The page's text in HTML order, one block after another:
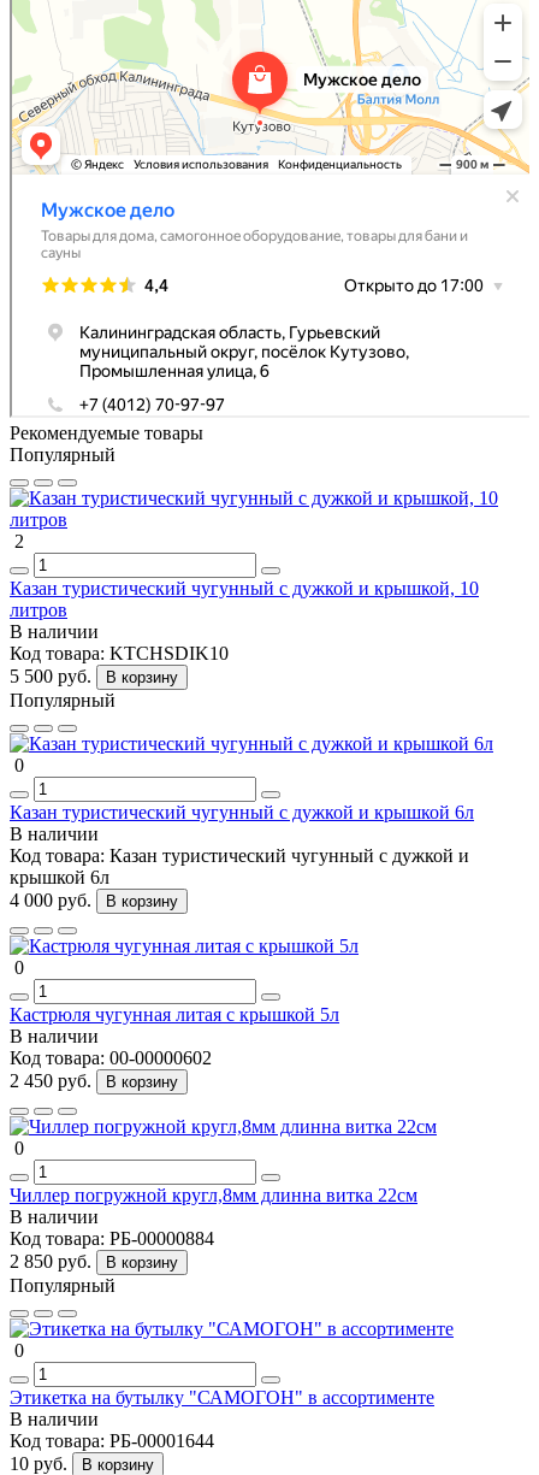
Рекомендуемые товары
Популярный
2
Казан туристический чугунный с дужкой и крышкой, 10
литров
В наличии
Код товара: KTCHSDIK10
5 500 руб.
В корзину
Популярный
0
Казан туристический чугунный с дужкой и крышкой 6л
В наличии
Код товара: Казан туристический чугунный с дужкой и
крышкой 6л
4 000 руб.
В корзину
0
Кастрюля чугунная литая с крышкой 5л
В наличии
Код товара: 00-00000602
2 450 руб.
В корзину
0
Чиллер погружной кругл,8мм длинна витка 22см
В наличии
Код товара: РБ-00000884
2 850 руб.
В корзину
Популярный
0
Этикетка на бутылку "САМОГОН" в ассортименте
В наличии
Код товара: РБ-00001644
10 руб.
В корзину